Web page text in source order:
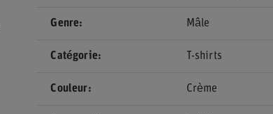
Genre Mâle
Catégorie T-shirts
Couleur Crème